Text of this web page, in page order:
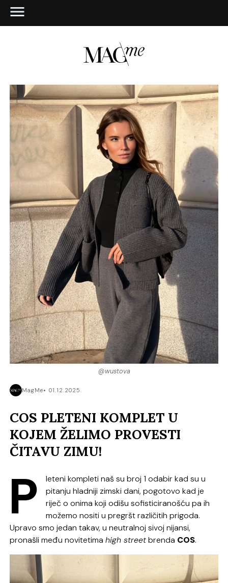
@wustova
MagMe 01.12.2025.
COS PLETENI KOMPLET U
KOJEM ŽELIMO PROVESTI
ČITAVU ZIMU!
P
leteni kompleti naš su broj 1 odabir kad su u
pitanju hladniji zimski dani, pogotovo kad je
riječ o onima koji odišu sofisticiranošću pa ih
možemo nositi u pregršt različitih prigoda.
Upravo smo jedan takav, u neutralnoj sivoj nijansi,
pronašli među novitetimahigh streetbrenda COS.